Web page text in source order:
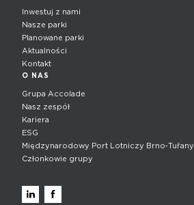
Inwestuj z nami
Nasze parki
Planowane parki
Aktualności
Kontakt
O NAS
Grupa Accolade
Nasz zespół
Kariera
ESG
Międzynarodowy Port Lotniczy Brno‑Tuřany
Członkowie grupy